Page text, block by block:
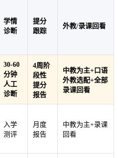
学情
诊断
提分
跟踪
外教/录课回看
30-60
分钟
人工
诊断
4周阶
段性
提分
报告
中教为主+口语
外教选配+全部
录课回看
入学
测评
月度
报告
中教为主+录课
回看